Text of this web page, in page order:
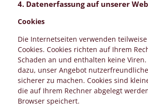
4. Datenerfassung auf unserer
Cookies
Die Internetseiten verwenden
Cookies. Cookies richten auf Ihrem
Schaden an und enthalten keine Viren.
dazu, unser Angebot
sicherer zu machen. Cookies sind
die auf Ihrem Rechner abgelegt
Browser speichert.